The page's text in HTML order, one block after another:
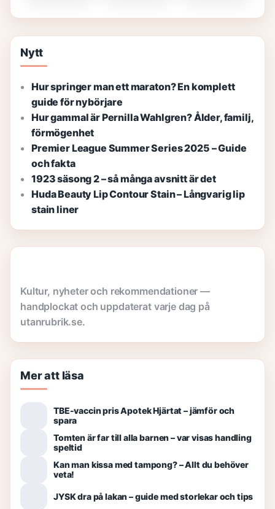
Nytt
Hur springer man ett maraton? En komplett
guide för nybörjare
Hur gammal är Pernilla Wahlgren? Ålder, familj,
förmögenhet
Premier League Summer Series 2025 – Guide
och fakta
1923 säsong 2 – så många avsnitt är det
Huda Beauty Lip Contour Stain – Långvarig lip
stain liner
Kultur, nyheter och rekommendationer —
handplockat och uppdaterat varje dag på
utanrubrik.se.
Mer att läsa
TBE-vaccin pris Apotek Hjärtat – jämför och
spara
Tomten är far till alla barnen – var visas handling
speltid
Kan man kissa med tampong? – Allt du behöver
veta!
JYSK dra på lakan – guide med storlekar och tips